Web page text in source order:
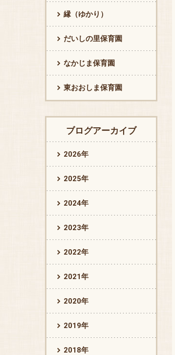
縁（ゆかり）
だいしの里保育園
なかじま保育園
東おおしま保育園
ブログアーカイブ
2026年
2025年
2024年
2023年
2022年
2021年
2020年
2019年
2018年